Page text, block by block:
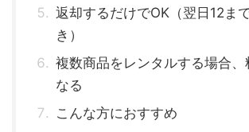
返却するだけでOK（翌日12ま
き）
複数商品をレンタルする場合、
なる
こんな方におすすめ